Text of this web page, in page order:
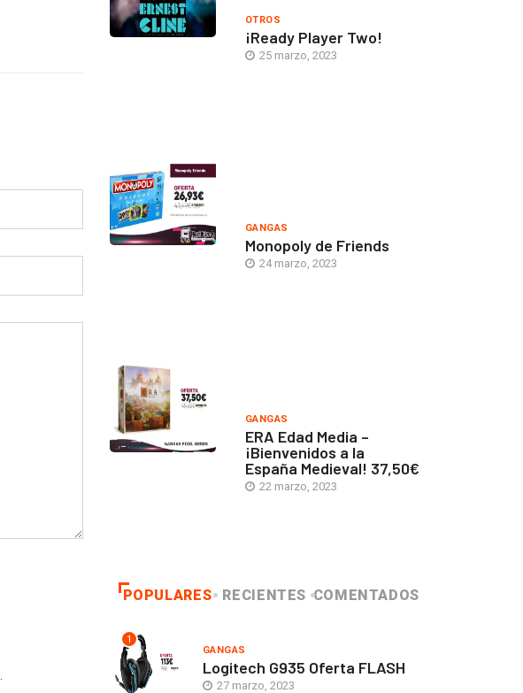
.
OTROS
¡Ready Player Two!
25 marzo, 2023
GANGAS
Monopoly de Friends
24 marzo, 2023
GANGAS
ERA Edad Media –
¡Bienvenidos a la
España Medieval! 37,50€
22 marzo, 2023
POPULARES RECIENTES COMENTADOS
1
GANGAS
Logitech G935 Oferta FLASH
27 marzo, 2023